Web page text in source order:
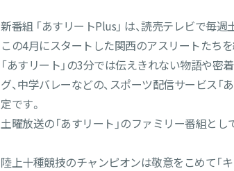
新番組 「あすリートPlus」 は、読売テレビで毎
この4月にスタートした関西のアスリートたち
「あすリート」の3分では伝えきれない物語や密
グ、中学バレーなどの、スポーツ配信サービス
定です。
土曜放送の「あすリート」のファミリー番組とし
陸上十種競技のチャンピオンは敬意をこめて「キ